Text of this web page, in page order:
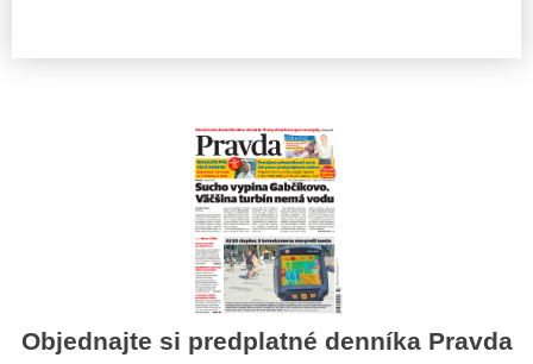
Objednajte si predplatné denníka Pravda